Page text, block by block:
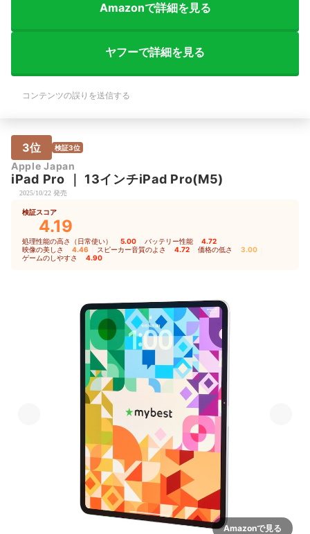
Amazonで詳細を見る
ヤフーで詳細を見る
コンテンツの誤りを送信する
3位 検証3位
Apple Japan
iPad Pro ｜ 13インチiPad Pro(M5)
2025/10/22 発売
検証スコア
4.19
処理性能の高さ（日常使い） 5.00 バッテリー性能 4.72
映像の美しさ 4.46 スピーカー音質のよさ 4.72 価格の低さ 3.00
ゲームのしやすさ 4.90
Amazonで見る